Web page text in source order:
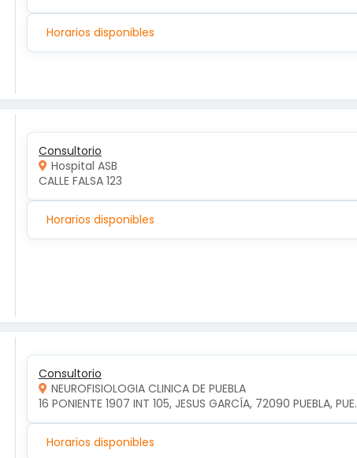
Horarios disponibles
Consultorio
Hospital ASB
CALLE FALSA 123
Horarios disponibles
Consultorio
NEUROFISIOLOGIA CLINICA DE PUEBLA
16 PONIENTE 1907 INT 105, JESUS GARCÍA, 72090 PUEBLA, PUE.
Horarios disponibles